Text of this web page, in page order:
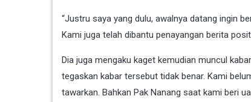
“Justru saya yang dulu, awalnya datang ingin
Kami juga telah dibantu penayangan berita
Dia juga mengaku kaget kemudian muncul
tegaskan kabar tersebut tidak benar. Kami
tawarkan. Bahkan Pak Nanang saat kami beri